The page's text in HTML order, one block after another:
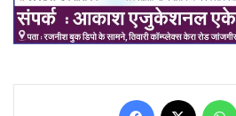
Facebook